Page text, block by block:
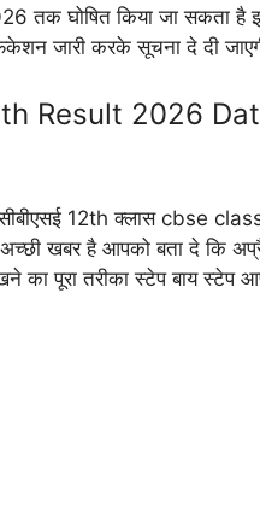
तक घोषित किया जा सकता है
जारी करके सूचना दे दी
Result 2026
सीबीएसई 12th क्लास
खबर है आपको बता दे कि
का पूरा तरीका स्टेप बाय स्टेप